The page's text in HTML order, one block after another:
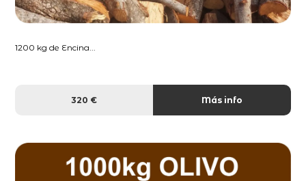
1200 kg de Encina...
320 € Más info